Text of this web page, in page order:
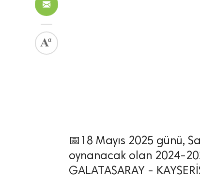
📅18 Mayıs 2025 günü,
oynanacak olan 2024-
GALATASARAY -